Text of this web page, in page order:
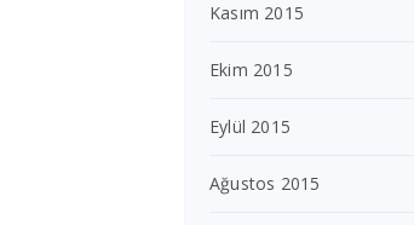
Kasım 2015
Ekim 2015
Eylül 2015
Ağustos 2015